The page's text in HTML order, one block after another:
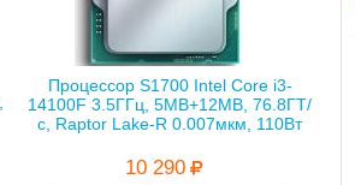
Процессор S1700 Intel Core i3-
14100F 3.5ГГц, 5MB+12MB, 76.8ГТ/
с, Raptor Lake-R 0.007мкм, 110Вт
10 290